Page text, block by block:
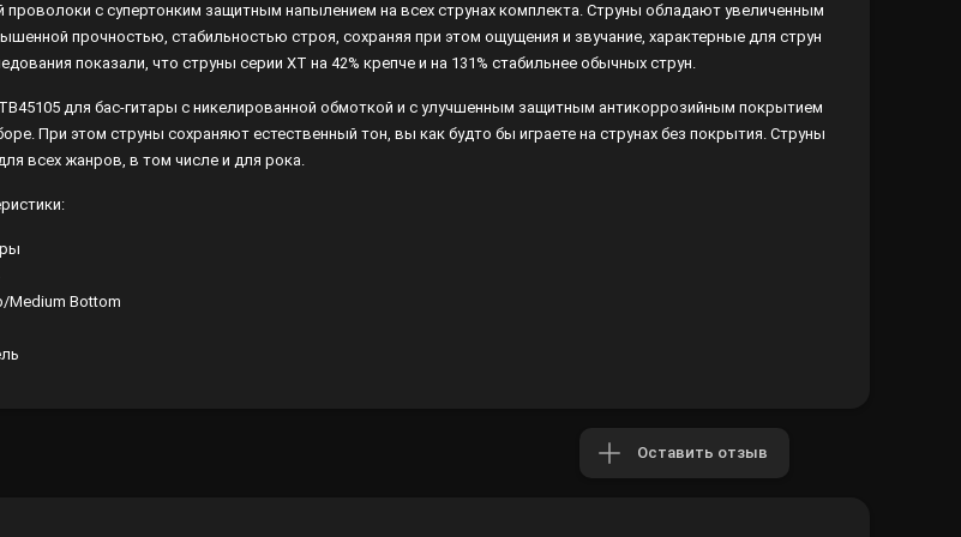
проволоки с супертонким защитным напылением на всех струнах комплекта. Струны обладают увеличенным
прочностью, стабильностью строя, сохраняя при этом ощущения и звучание, характерные для струн
показали, что струны серии XT на 42% крепче и на 131% стабильнее обычных струн.
для бас-гитары с никелированной обмоткой и с улучшенным защитным антикоррозийным покрытием
При этом струны сохраняют естественный тон, вы как будто бы играете на струнах без покрытия. Струны
всех жанров, в том числе и для рока.
Medium Bottom
Оставить отзыв